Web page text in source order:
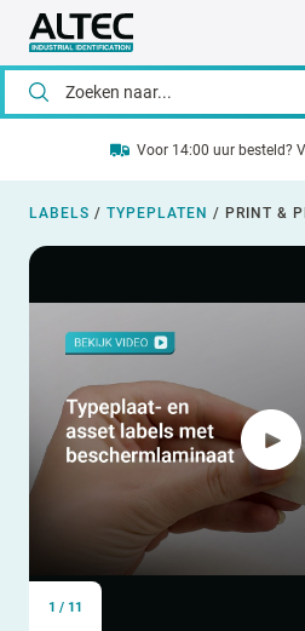
Voor 14:00 uur besteld?
LABELS / TYPEPLATEN / PRINT &
1 / 11